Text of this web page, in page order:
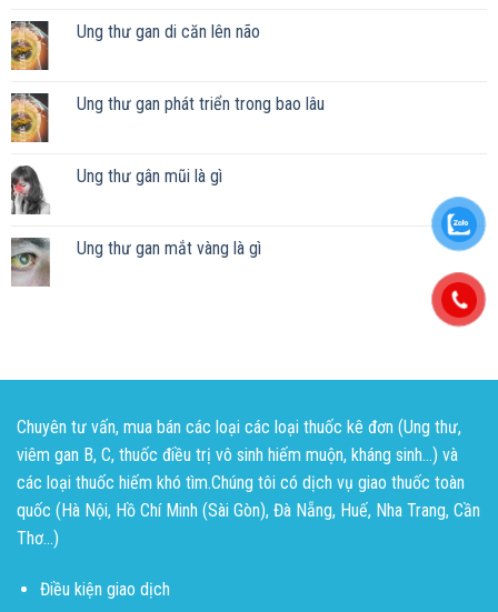
Ung thư gan di căn lên não
Ung thư gan phát triển trong bao lâu
Ung thư gân mũi là gì
Ung thư gan mắt vàng là gì
Chuyên tư vấn, mua bán các loại các loại thuốc kê đơn (Ung thư,
viêm gan B, C, thuốc điều trị vô sinh hiếm muộn, kháng sinh...) và
các loại thuốc hiếm khó tìm.Chúng tôi có dịch vụ giao thuốc toàn
quốc (Hà Nội, Hồ Chí Minh (Sài Gòn), Đà Nẵng, Huế, Nha Trang, Cần
Thơ...)
Điều kiện giao dịch